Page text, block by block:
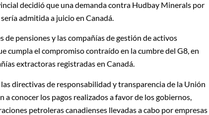
decidió que una demanda contra Hudbay Minerals por
admitida a juicio en Canadá.
pensiones y las compañías de gestión de activos
cumpla el compromiso contraído en la cumbre del G8, en
extractoras registradas en Canadá.
directivas de responsabilidad y transparencia de la Unión
conocer los pagos realizados a favor de los gobiernos,
petroleras canadienses llevadas a cabo por empresas